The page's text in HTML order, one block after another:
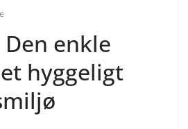
enkle
hyggeligt